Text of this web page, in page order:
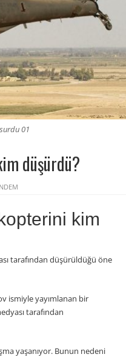
01
düşürdü?
kim
tarafından düşürüldüğü öne
ismiyle yayımlanan bir
tarafından
yaşanıyor. Bunun nedeni